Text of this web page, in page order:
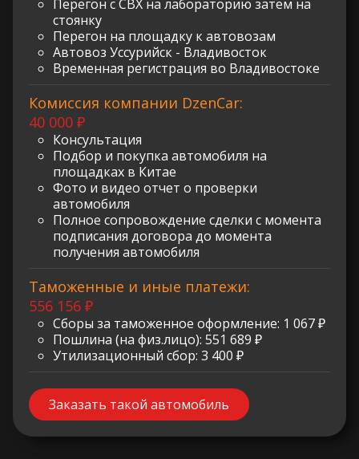
Перегон с СВХ на лабораторию затем на
стоянку
Перегон на площадку к автовозам
Автовоз Уссурийск - Владивосток
Временная регистрация во Владивостоке
Комиссия компании DzenCar:
40 000 ₽
Консультация
Подбор и покупка автомобиля на
площадках в Китае
Фото и видео отчет о проверки
автомобиля
Полное сопровождение сделки с момента
подписания договора до момента
получения автомобиля
Таможенные и иные платежи:
556 156 ₽
Сборы за таможенное оформление: 1 067 ₽
Пошлина (на физ.лицо): 551 689 ₽
Утилизационный сбор: 3 400 ₽
Заказать такой автомобиль